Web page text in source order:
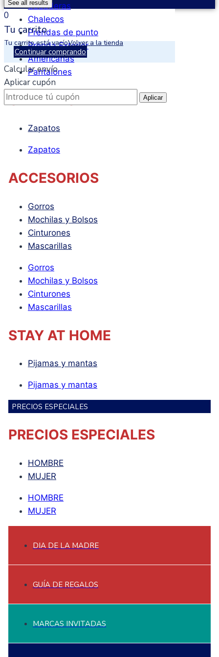
Sudaderas
Chalecos
Prendas de punto
Prenda Exterior
Americanas
Pantalones
CALZADO
Zapatos
Zapatos
ACCESORIOS
Gorros
Mochilas y Bolsos
Cinturones
Mascarillas
Gorros
Mochilas y Bolsos
Cinturones
Mascarillas
STAY AT HOME
Pijamas y mantas
Pijamas y mantas
PRECIOS ESPECIALES
PRECIOS ESPECIALES
HOMBRE
MUJER
HOMBRE
MUJER
DIA DE LA MADRE
GUÍA DE REGALOS
MARCAS INVITADAS
See all results
0
Tu carrito
Tu carrito está vacíoVolver a la tienda
Continuar comprando
Calcular envío
Aplicar cupón
Aplicar